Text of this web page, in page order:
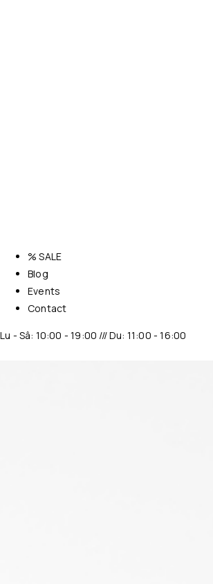
% SALE
Blog
Events
Contact
Lu - Sâ: 10:00 - 19:00 /// Du: 11:00 - 16:00